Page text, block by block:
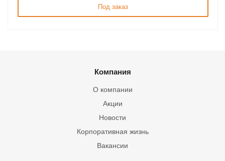
Под заказ
Компания
О компании
Акции
Новости
Корпоративная жизнь
Вакансии